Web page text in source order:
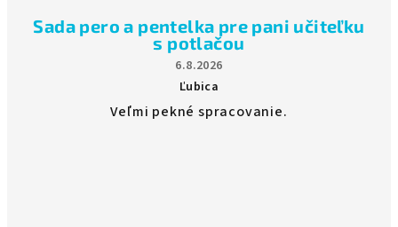
Sada pero a pentelka pre pani učiteľku
s potlačou
Hodnotenie
produktu
Ľubica
6.8.2026
Veľmi pekné spracovanie.